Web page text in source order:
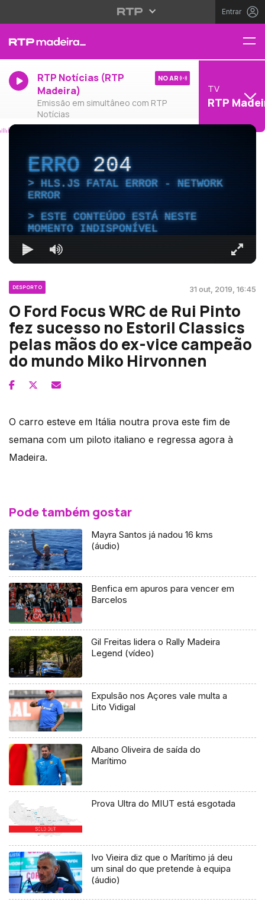
Entrar
RTP Notícias (RTP
Madeira)
Emissão em simultâneo com RTP
Notícias
NO AR
TV
RTP
ERRO204
HLS.JS FATAL ERROR - NETWORK
ERROR
ESTE CONTEÚDO ESTÁ NESTE
MOMENTO INDISPONÍVEL
DESPORTO 31 out, 2019, 16:45
O Ford Focus WRC de Rui Pinto
fez sucesso no Estoril Classics
pelas mãos do ex-vice campeão
do mundo Miko Hirvonnen
O carro esteve em Itália noutra prova este fim de
semana com um piloto italiano e regressa agora à
Madeira.
Pode também gostar
Mayra Santos já nadou 16 kms
(áudio)
Benfica em apuros para vencer em
Barcelos
Gil Freitas lidera o Rally Madeira
Legend (vídeo)
Expulsão nos Açores vale multa a
Lito Vidigal
Albano Oliveira de saída do
Marítimo
Prova Ultra do MIUT está esgotada
Ivo Vieira diz que o Marítimo já deu
um sinal do que pretende à equipa
(áudio)